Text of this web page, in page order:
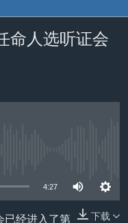
命人选听证会
4:27
下载
已经进入了第